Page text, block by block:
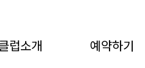
럽소개 예약하기